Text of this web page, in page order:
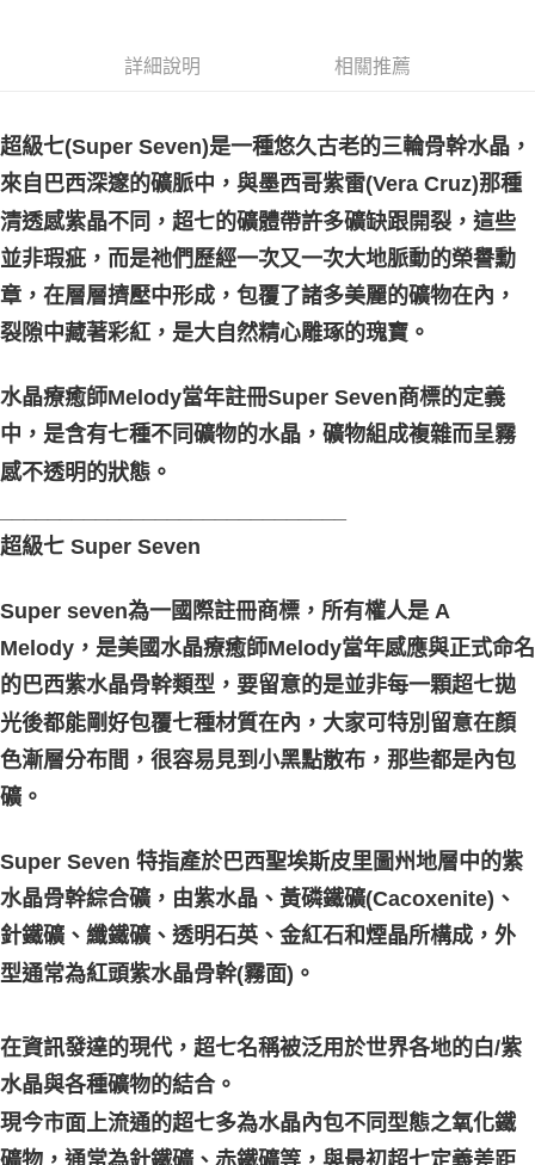
賣家宅配幫您送（台灣）
郵局幫你送（離島）
每筆NT$80，滿NT$3,000(含以上)免運費
付款後門市自取
免運費
詳細說明 相關推薦
超級七(Super Seven)是一種悠久古老的三輪骨幹水晶，
來自巴西深邃的礦脈中，與墨西哥紫雷(Vera Cruz)那種
清透感紫晶不同，超七的礦體帶許多礦缺跟開裂，這些
並非瑕疵，而是祂們歷經一次又一次大地脈動的榮譽勳
章，在層層擠壓中形成，包覆了諸多美麗的礦物在內，
裂隙中藏著彩紅，是大自然精心雕琢的瑰寶。
水晶療癒師Melody當年註冊Super Seven商標的定義
中，是含有七種不同礦物的水晶，礦物組成複雜而呈霧
感不透明的狀態。
超級七 Super Seven
Super seven為一國際註冊商標，所有權人是 A
Melody，是美國水晶療癒師Melody當年感應與正式命名
的巴西紫水晶骨幹類型，要留意的是並非每一顆超七拋
光後都能剛好包覆七種材質在內，大家可特別留意在顏
色漸層分布間，很容易見到小黑點散布，那些都是內包
礦。
Super Seven 特指產於巴西聖埃斯皮里圖州地層中的紫
水晶骨幹綜合礦，由紫水晶、黃磷鐵礦(Cacoxenite)、
針鐵礦、纖鐵礦、透明石英、金紅石和煙晶所構成，外
型通常為紅頭紫水晶骨幹(霧面)。
在資訊發達的現代，超七名稱被泛用於世界各地的白/紫
水晶與各種礦物的結合。
現今市面上流通的超七多為水晶內包不同型態之氧化鐵